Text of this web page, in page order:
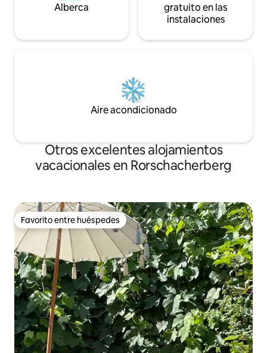
Alberca
gratuito en las
instalaciones
Aire acondicionado
Otros excelentes alojamientos
vacacionales en Rorschacherberg
Favorito entre huéspedes
Favorito entre huéspedes